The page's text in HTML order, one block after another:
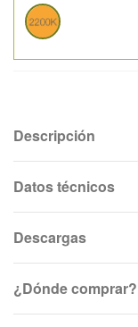
Ámbar
2200K
Descripción
Datos técnicos
Descargas
¿Dónde comprar?